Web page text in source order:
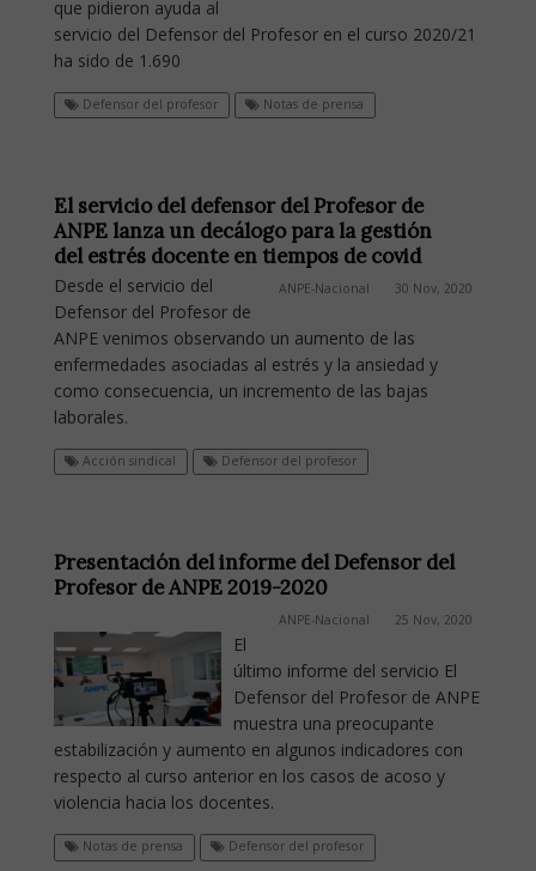
que pidieron ayuda al
servicio del Defensor del Profesor en el curso 2020/21
ha sido de 1.690
Defensor del profesor Notas de prensa
El servicio del defensor del Profesor de
ANPE lanza un decálogo para la gestión
del estrés docente en tiempos de covid
ANPE-Nacional 30 Nov, 2020
Desde el servicio del
Defensor del Profesor de
ANPE venimos observando un aumento de las
enfermedades asociadas al estrés y la ansiedad y
como consecuencia, un incremento de las bajas
laborales.
Acción sindical Defensor del profesor
Presentación del informe del Defensor del
Profesor de ANPE 2019-2020
ANPE-Nacional 25 Nov, 2020
El
último informe del servicio El
Defensor del Profesor de ANPE
muestra una preocupante
estabilización y aumento en algunos indicadores con
respecto al curso anterior en los casos de acoso y
violencia hacia los docentes.
Notas de prensa Defensor del profesor